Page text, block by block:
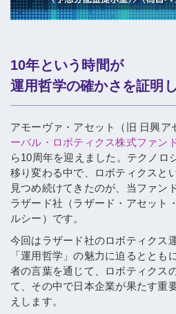
10年という時間が
運用哲学の確かさを証明
アモーヴァ・アセット（旧 日興ア
ーバル・ロボティクス株式ファン
ら10周年を迎えました。テクノロ
移り変わる中で、ロボティクスと
見つめ続けてきたのが、当ファン
ラザード社（ラザード・アセット
ルシー）です。
今回はラザード社のロボティクス
「運用哲学」の魅力に迫るととも
者の言葉を通じて、ロボティクス
て、その中で日本企業が果たす重
えします。